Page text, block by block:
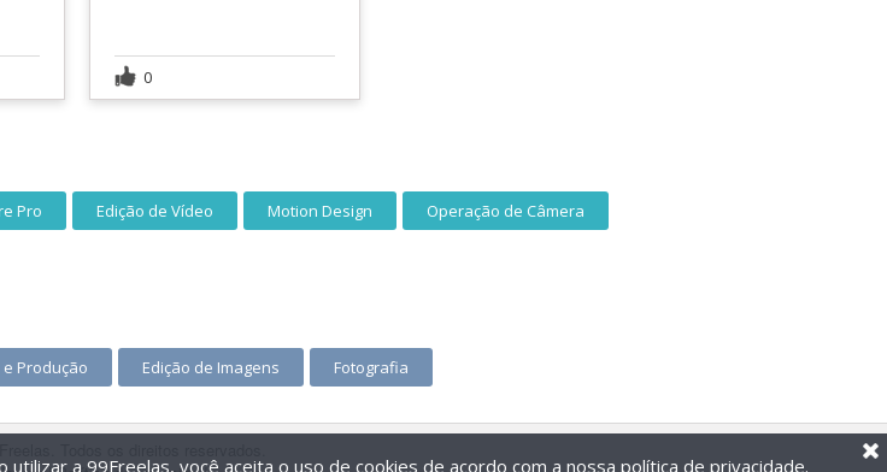
0
Pro Edição de Vídeo Motion Design Operação de Câmera
e Produção Edição de Imagens Fotografia
a 99Freelas, você aceita o uso de cookies de acordo com a nossa política de privacidade.